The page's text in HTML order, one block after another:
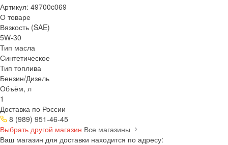
Артикул: 49700c069
О товаре
Вязкость (SAE)
5W-30
Тип масла
Синтетическое
Тип топлива
Бензин/Дизель
Объём, л
1
Доставка по России
8 (989) 951-46-45
Выбрать другой магазин Все магазины
Ваш магазин для доставки находится по адресу: